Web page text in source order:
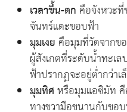
เวลาขึ้น-ตกคือจังหวะ
จันทร์แตะขอบฟ้า
มุมเงยคือมุมที่วัดจากข
ผู้สังเกตที่ระดับน้ำทะเ
ฟ้าปรากฏจะอยู่ต่ำกว่า
มุมทิศหรือมุมแอซิมัท
ทางขวามือขนานกับขอ